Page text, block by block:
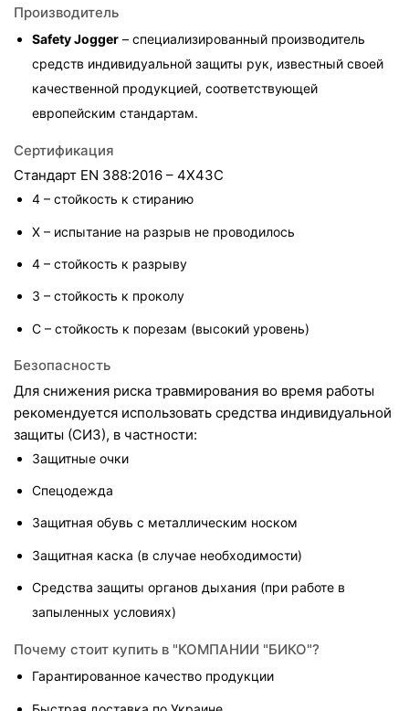
Производитель
Safety Jogger – специализированный производитель
средств индивидуальной защиты рук, известный своей
качественной продукцией, соответствующей
европейским стандартам.
Сертификация
Стандарт EN 388:2016 – 4X43C
4 – стойкость к стиранию
X – испытание на разрыв не проводилось
4 – стойкость к разрыву
3 – стойкость к проколу
C – стойкость к порезам (высокий уровень)
Безопасность
Для снижения риска травмирования во время работы
рекомендуется использовать средства индивидуальной
защиты (СИЗ), в частности:
Защитные очки
Спецодежда
Защитная обувь с металлическим носком
Защитная каска (в случае необходимости)
Средства защиты органов дыхания (при работе в
запыленных условиях)
Почему стоит купить в "КОМПАНИИ "БИКО"?
Гарантированное качество продукции